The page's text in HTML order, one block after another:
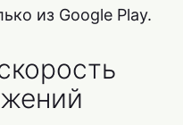
из Google Play.